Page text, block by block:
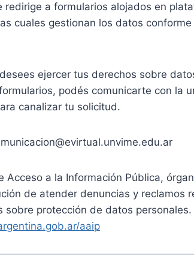
redirige a formularios alojados en
cuales gestionan los datos
ejercer tus derechos sobre
podés comunicarte con la
canalizar tu solicitud.
Acceso a la Información Pública,
de atender denuncias y reclamos
sobre protección de datos
aaip